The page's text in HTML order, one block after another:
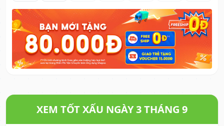
XEM TỐT XẤU NGÀY 3 THÁNG 9